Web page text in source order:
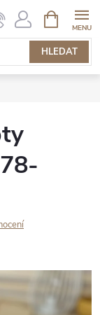
HLEDAT
NÁKUPNÍ
KOŠÍK